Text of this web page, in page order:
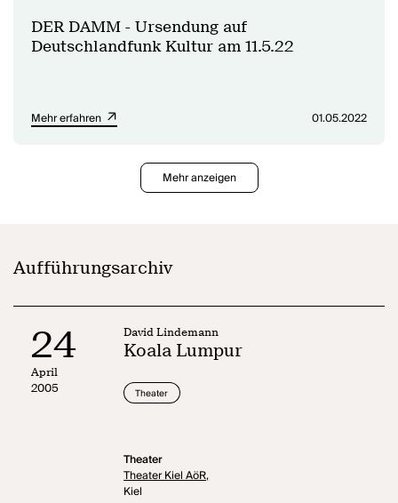
DER DAMM - Ursendung auf
Deutschlandfunk Kultur am 11.5.22
Mehr erfahren 01.05.2022
Mehr anzeigen
Aufführungsarchiv
24
April
2005
David Lindemann
Koala Lumpur
Theater
Theater
Theater Kiel AöR,
Kiel